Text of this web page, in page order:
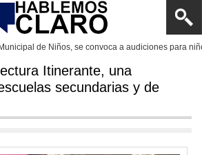
Luján se
Itinerante, una
secundarias y de